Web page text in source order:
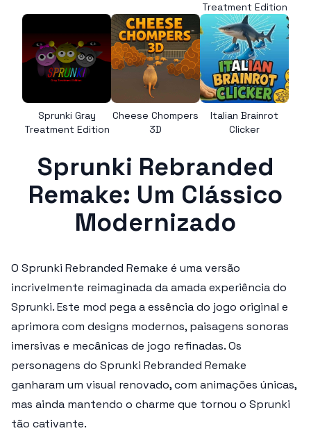
Treatment Edition
Sprunki Gray
Treatment Edition
Cheese Chompers
3D
Italian Brainrot
Clicker
Sprunki Rebranded
Remake: Um Clássico
Modernizado
O Sprunki Rebranded Remake é uma versão
incrivelmente reimaginada da amada experiência do
Sprunki. Este mod pega a essência do jogo original e
aprimora com designs modernos, paisagens sonoras
imersivas e mecânicas de jogo refinadas. Os
personagens do Sprunki Rebranded Remake
ganharam um visual renovado, com animações únicas,
mas ainda mantendo o charme que tornou o Sprunki
tão cativante.